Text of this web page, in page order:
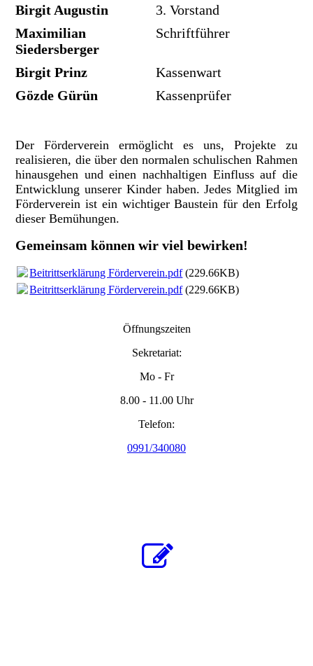
Birgit Augustin
3. Vorstand
Maximilian
Siedersberger
Schriftführer
Birgit Prinz
Kassenwart
Gözde Gürün
Kassenprüfer
Der Förderverein ermöglicht es uns, Projekte zu
realisieren, die über den normalen schulischen Rahmen
hinausgehen und einen nachhaltigen Einfluss auf die
Entwicklung unserer Kinder haben. Jedes Mitglied im
Förderverein ist ein wichtiger Baustein für den Erfolg
dieser Bemühungen.
Gemeinsam können wir viel bewirken!
Beitrittserklärung Förderverein.pdf(229.66KB)
Beitrittserklärung Förderverein.pdf(229.66KB)
Öffnungszeiten
Sekretariat:
Mo - Fr
8.00 - 11.00 Uhr
Telefon:
0991/340080